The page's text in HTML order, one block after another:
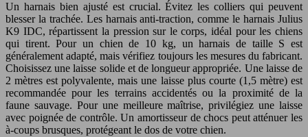
Un harnais bien ajusté est crucial. Évitez les colliers qui peuvent
blesser la trachée. Les harnais anti-traction, comme le harnais Julius
K9 IDC, répartissent la pression sur le corps, idéal pour les chiens
qui tirent. Pour un chien de 10 kg, un harnais de taille S est
généralement adapté, mais vérifiez toujours les mesures du fabricant.
Choisissez une laisse solide et de longueur appropriée. Une laisse de
2 mètres est polyvalente, mais une laisse plus courte (1,5 mètre) est
recommandée pour les terrains accidentés ou la proximité de la
faune sauvage. Pour une meilleure maîtrise, privilégiez une laisse
avec poignée de contrôle. Un amortisseur de chocs peut atténuer les
à-coups brusques, protégeant le dos de votre chien.